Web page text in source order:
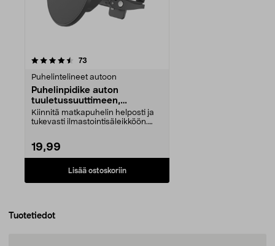
73
Puhelintelineet autoon
Puhelinpidike auton
tuuletussuuttimeen,
magneettinen
Kiinnitä matkapuhelin helposti ja
tukevasti ilmastointisäleikköön.
19,99
Lisää ostoskoriin
Tuotetiedot